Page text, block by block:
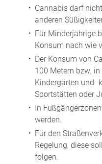
Cannabis darf
anderen
Für Minderjährige
Konsum nach wie
Der Konsum von
100 Metern bzw.
Kindergärten und -
Sportstätten oder
In
werden.
Für den
Regelung, diese
folgen.